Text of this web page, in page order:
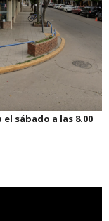
sábado a las 8.00